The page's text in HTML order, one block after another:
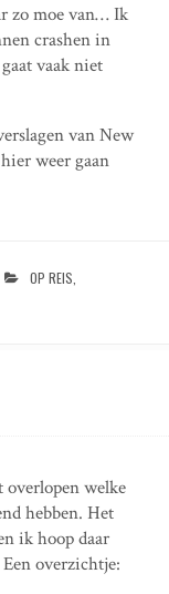
zo moe van… Ik
crashen in
vaak niet
van New
weer gaan
OP REIS
welke
hebben. Het
ik hoop daar
overzichtje: